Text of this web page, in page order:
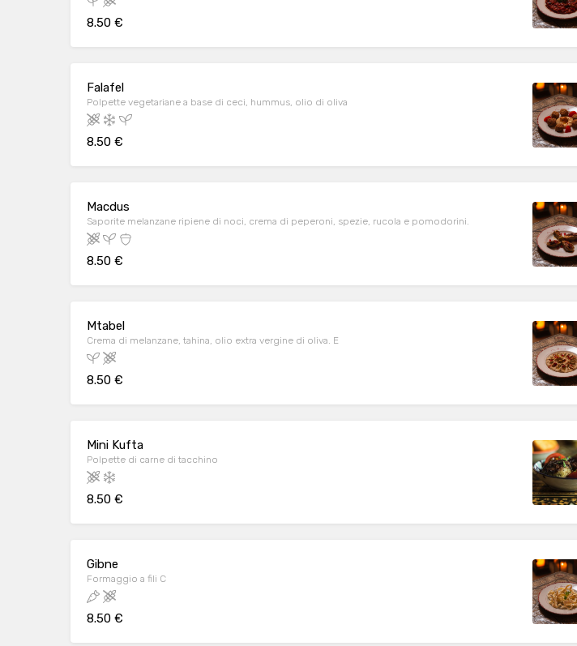
8.50 €
Falafel
Polpette vegetariane a base di ceci, hummus, olio di oliva
8.50 €
Macdus
Saporite melanzane ripiene di noci, crema di peperoni, spezie, rucola e pomodorini.
8.50 €
Mtabel
Crema di melanzane, tahina, olio extra vergine di oliva. E
8.50 €
Mini Kufta
Polpette di carne di tacchino
8.50 €
Gibne
Formaggio a fili C
8.50 €